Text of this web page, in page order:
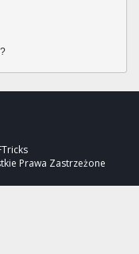
Prawa Zastrzeżone